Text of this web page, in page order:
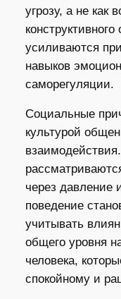
угрозу, а не как
усиливаются
навыков
саморегуляции.
Социальные
культурой
через давление
поведение
учитывать
общего уровня
человека,
спокойному и